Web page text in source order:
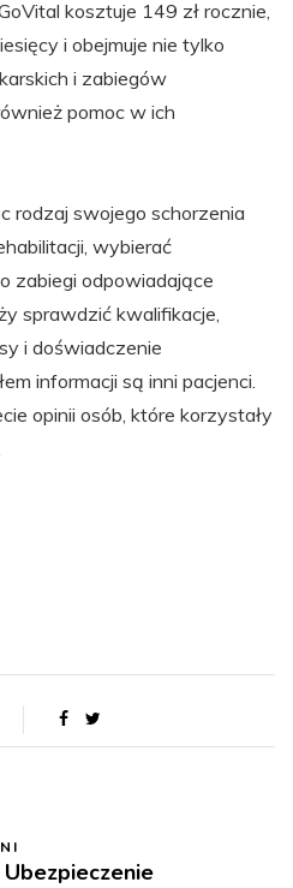
kosztuje 149 zł rocznie,
i obejmuje nie tylko
i zabiegów
pomoc w ich
rodzaj swojego schorzenia
wybierać
zabiegi odpowiadające
sprawdzić kwalifikacje,
i doświadczenie
informacji są inni pacjenci.
opinii osób, które korzystały